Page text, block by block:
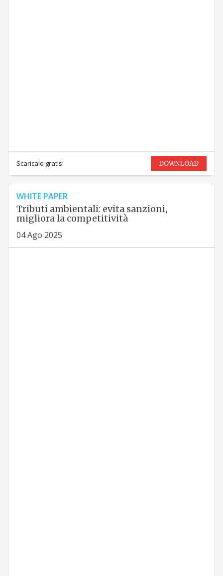
Scaricalo gratis! DOWNLOAD
WHITE PAPER
Tributi ambientali: evita sanzioni,
migliora la competitività
04 Ago 2025